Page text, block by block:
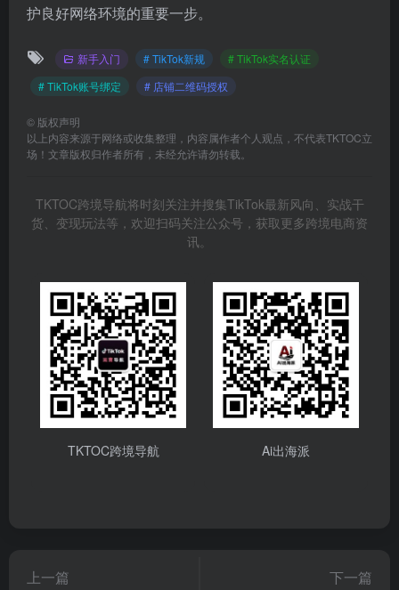
护良好网络环境的重要一步。
新手入门 # TikTok新规
# TikTok实名认证
# TikTok账号绑定
# 店铺二维码授权
© 版权声明
以上内容来源于网络或收集整理，内容属作者个人观点，不代表TKTOC立
场！文章版权归作者所有，未经允许请勿转载。
TKTOC跨境导航将时刻关注并搜集TikTok最新风向、实战干
货、变现玩法等，欢迎扫码关注公众号，获取更多跨境电商资
讯。
TKTOC跨境导航 Ai出海派
上一篇 下一篇